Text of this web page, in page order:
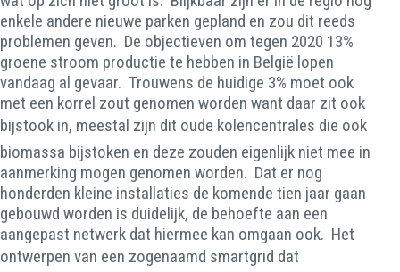
enkele andere nieuwe parken gepland en zou dit reeds
problemen geven. De objectieven om tegen 2020 13%
groene stroom productie te hebben in België lopen
vandaag al gevaar. Trouwens de huidige 3% moet ook
met een korrel zout genomen worden want daar zit ook
bijstook in, meestal zijn dit oude kolencentrales die ook
biomassa bijstoken en deze zouden eigenlijk niet mee in
aanmerking mogen genomen worden. Dat er nog
honderden kleine installaties de komende tien jaar gaan
gebouwd worden is duidelijk, de behoefte aan een
aangepast netwerk dat hiermee kan omgaan ook. Het
ontwerpen van een zogenaamd smartgrid dat